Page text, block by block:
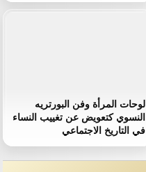
لوحات المرأة وفن البورتريه
النسوي كتعويض عن تغييب النساء
في التاريخ الاجتماعي